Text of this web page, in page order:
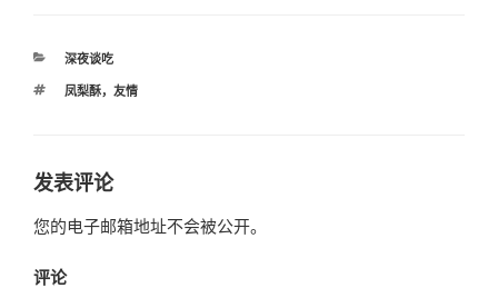
分
深夜谈吃
标
凤梨酥，友情
发表评论
您的电子邮箱地址不会被公开。
评论